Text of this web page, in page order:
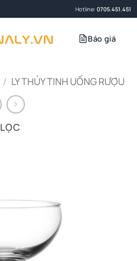
Hotline: 0705.451.451
Báo giá
/ LY THỦY TINH UỐNG RƯỢU
LỌC